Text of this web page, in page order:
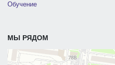
Обучение
МЫ РЯДОМ